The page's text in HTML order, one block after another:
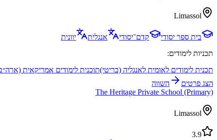
Limassol
בית ספר יסודי קדם־יסודי אנגלית
יוונית
תכניות לימודים:
תכנית לימודים לאומית לאנגליה (בריטי)תוכנית לימודים אמריקאית (ארה״ב)
הצג פרטים
השווה
The Heritage Private School (Primary)
Limassol
3.9